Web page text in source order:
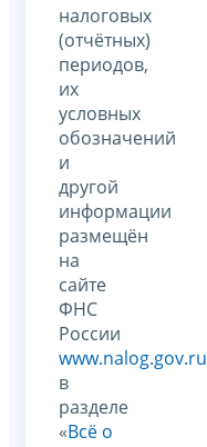
налоговых
(отчётных)
периодов,
их
условных
обозначений
и
другой
информации
размещён
на
сайте
ФНС
России
www.nalog.gov.ru
в
разделе
«Всё о